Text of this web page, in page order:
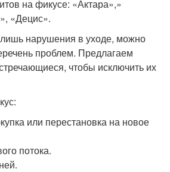
на фикусе: «Актара»,»
«Децис».
лишь нарушения в уходе, можно
проблем. Предлагаем
чтобы исключить их
или перестановка на новое
потока.